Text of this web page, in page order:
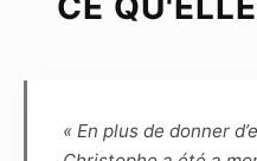
Chaque séance de
contraintes afin que
« En plus de donner